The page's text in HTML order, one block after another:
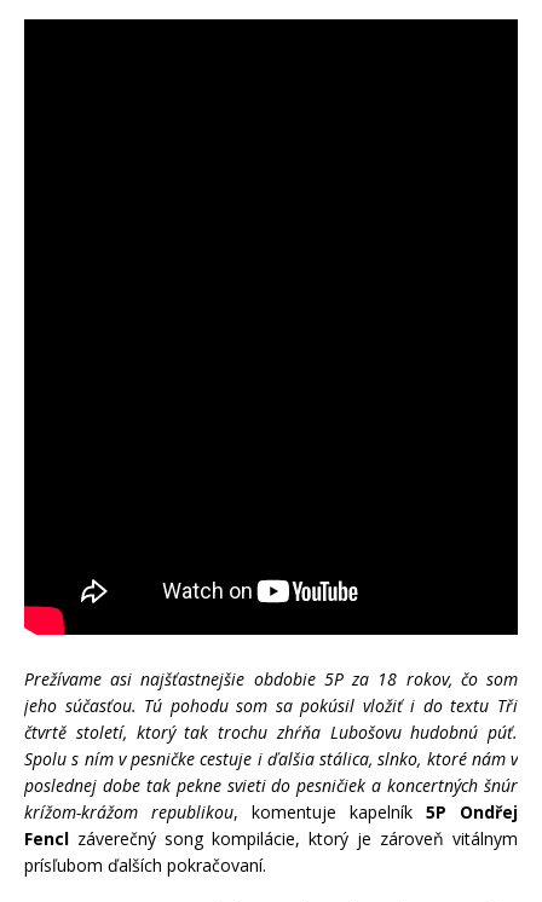
Prežívame asi najšťastnejšie obdobie 5P za 18 rokov, čo som
jeho súčasťou. Tú pohodu som sa pokúsil vložiť i do textu Tři
čtvrtě století, ktorý tak trochu zhŕňa Lubošovu hudobnú púť.
Spolu s ním v pesničke cestuje i ďalšia stálica, slnko, ktoré nám v
poslednej dobe tak pekne svieti do pesničiek a koncertných šnúr
krížom-krážom republikou, komentuje kapelník 5P Ondřej
Fencl záverečný song kompilácie, ktorý je zároveň vitálnym
prísľubom ďalších pokračovaní.